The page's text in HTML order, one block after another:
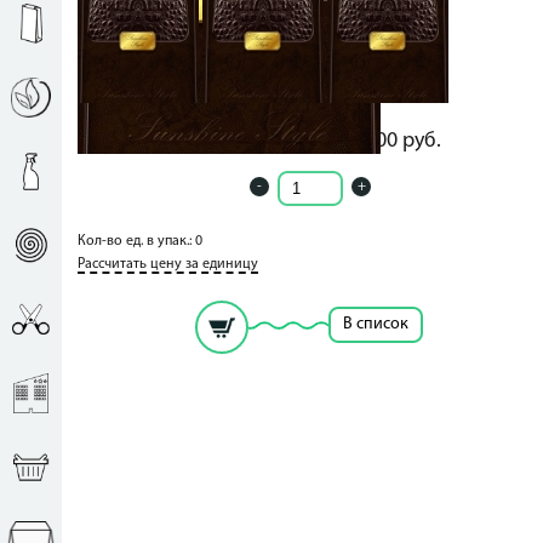
35.00 руб. 35.00 руб.
- +
Кол-во ед. в упак.: 0
Рассчитать цену за единицу
В список